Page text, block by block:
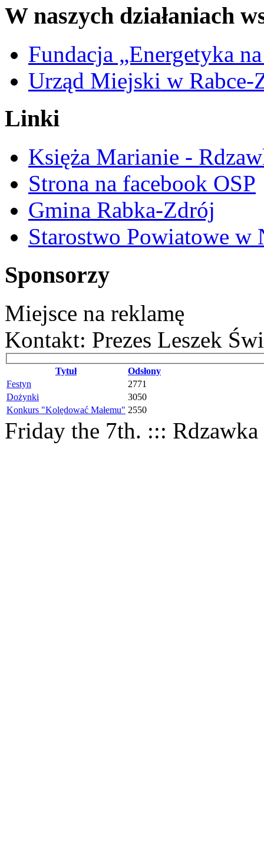
W naszych działaniach
Fundacja „Energetyka
Urząd Miejski w Rabce-
Linki
Księża Marianie -
Strona na facebook OSP
Gmina Rabka-Zdrój
Starostwo Powiatowe w
Sponsorzy
Miejsce na reklamę
Kontakt: Prezes Leszek
Tytuł
Odsłony
Festyn
2771
Dożynki
3050
Konkurs "Kolędować Małemu" 2550
Friday the 7th. ::: Rdzawka